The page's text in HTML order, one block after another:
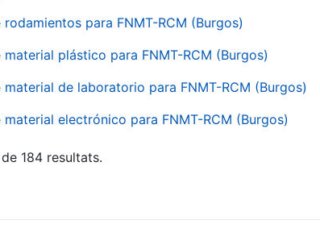
para FNMT-RCM (Burgos)
material plástico para FNMT-RCM (Burgos)
material de laboratorio para FNMT-RCM (Burgos)
material electrónico para FNMT-RCM (Burgos)
184 resultats.